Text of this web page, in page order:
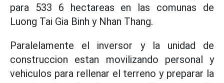
para 533 6 hectareas en las comunas de
Luong Tai Gia Binh y Nhan Thang.
Paralelamente el inversor y la unidad de
construccion estan movilizando personal y
vehiculos para rellenar el terreno y preparar la